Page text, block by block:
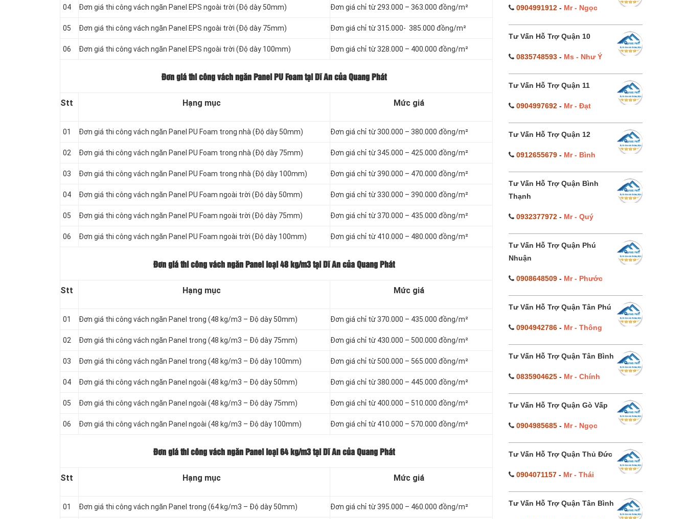
04 Đơn giá thi công vách ngăn Panel EPS ngoài trời (Độ dày 50mm) Đơn giá chỉ từ 293.000 – 363.000 đồng/m²
05 Đơn giá thi công vách ngăn Panel EPS ngoài trời (Độ dày 75mm) Đơn giá chỉ từ 315.000- 385.000 đồng/m²
06 Đơn giá thi công vách ngăn Panel EPS ngoài trời (Độ dày 100mm) Đơn giá chỉ từ 328.000 – 400.000 đồng/m²
Đơn giá thi công vách ngăn Panel PU Foam tại Dĩ An của Quang Phát
Stt Hạng mục Mức giá
01 Đơn giá thi công vách ngăn Panel PU Foam trong nhà (Độ dày 50mm) Đơn giá chỉ từ 300.000 – 380.000 đồng/m²
02 Đơn giá thi công vách ngăn Panel PU Foam trong nhà (Độ dày 75mm) Đơn giá chỉ từ 345.000 – 425.000 đồng/m²
03 Đơn giá thi công vách ngăn Panel PU Foam trong nhà (Độ dày 100mm) Đơn giá chỉ từ 390.000 – 470.000 đồng/m²
04 Đơn giá thi công vách ngăn Panel PU Foam ngoài trời (Độ dày 50mm) Đơn giá chỉ từ 330.000 – 390.000 đồng/m²
05 Đơn giá thi công vách ngăn Panel PU Foam ngoài trời (Độ dày 75mm) Đơn giá chỉ từ 370.000 – 435.000 đồng/m²
06 Đơn giá thi công vách ngăn Panel PU Foam ngoài trời (Độ dày 100mm) Đơn giá chỉ từ 410.000 – 480.000 đồng/m²
Đơn giá thi công vách ngăn Panel loại 48 kg/m3 tại Dĩ An của Quang Phát
Stt Hạng mục Mức giá
01 Đơn giá thi công vách ngăn Panel trong (48 kg/m3 – Độ dày 50mm) Đơn giá chỉ từ 370.000 – 435.000 đồng/m²
02 Đơn giá thi công vách ngăn Panel trong (48 kg/m3 – Độ dày 75mm) Đơn giá chỉ từ 430.000 – 500.000 đồng/m²
03 Đơn giá thi công vách ngăn Panel trong (48 kg/m3 – Độ dày 100mm) Đơn giá chỉ từ 500.000 – 565.000 đồng/m²
04 Đơn giá thi công vách ngăn Panel ngoài (48 kg/m3 – Độ dày 50mm) Đơn giá chỉ từ 380.000 – 445.000 đồng/m²
05 Đơn giá thi công vách ngăn Panel ngoài (48 kg/m3 – Độ dày 75mm) Đơn giá chỉ từ 400.000 – 510.000 đồng/m²
06 Đơn giá thi công vách ngăn Panel ngoài (48 kg/m3 – Độ dày 100mm) Đơn giá chỉ từ 410.000 – 570.000 đồng/m²
Đơn giá thi công vách ngăn Panel loại 64 kg/m3 tại Dĩ An của Quang Phát
Stt Hạng mục Mức giá
01 Đơn giá thi công vách ngăn Panel trong (64 kg/m3 – Độ dày 50mm) Đơn giá chỉ từ 395.000 – 460.000 đồng/m²
0904991912- Mr - Ngọc
Tư Vấn Hỗ Trợ Quận 10
0835748593- Ms - Như Ý
Tư Vấn Hỗ Trợ Quận 11
0904997692- Mr - Đạt
Tư Vấn Hỗ Trợ Quận 12
0912655679- Mr - Bình
Tư Vấn Hỗ Trợ Quận Bình
Thạnh
0932377972- Mr - Quý
Tư Vấn Hỗ Trợ Quận Phú
Nhuận
0908648509- Mr - Phước
Tư Vấn Hỗ Trợ Quận Tân Phú
0904942786- Mr - Thông
Tư Vấn Hỗ Trợ Quận Tân Bình
0835904625- Mr - Chính
Tư Vấn Hỗ Trợ Quận Gò Vấp
0904985685- Mr - Ngọc
Tư Vấn Hỗ Trợ Quận Thủ Đức
0904071157- Mr - Thái
Tư Vấn Hỗ Trợ Quận Tân Bình